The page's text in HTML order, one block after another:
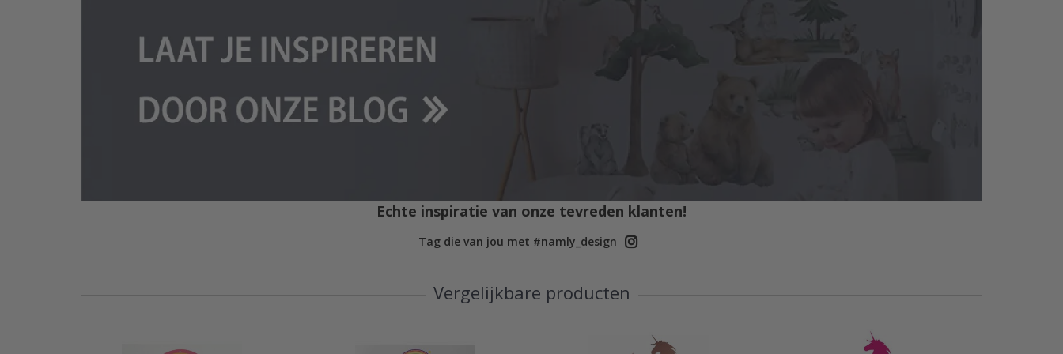
Echte inspiratie van onze tevreden klanten!
Tag die van jou met #namly_design
Vergelijkbare producten